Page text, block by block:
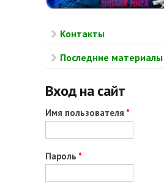
Контакты
Последние материалы
Вход на сайт
Имя пользователя *
Пароль *